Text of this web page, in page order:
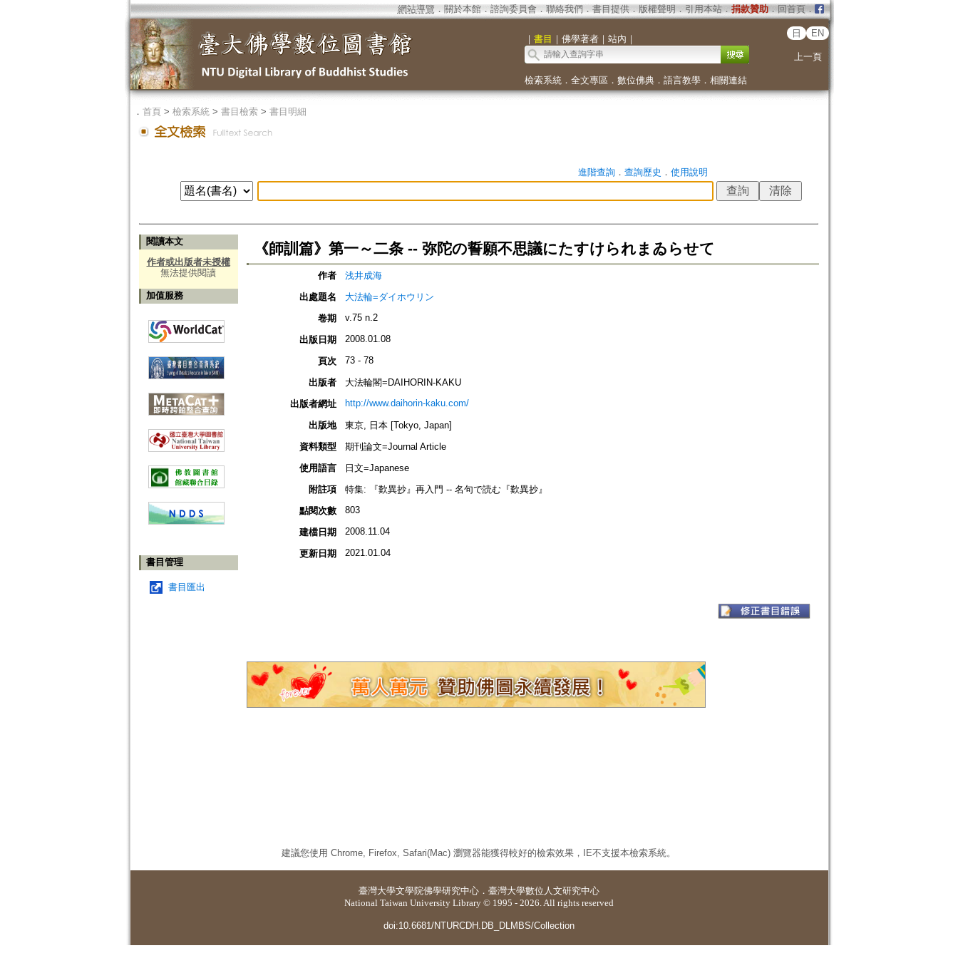
網站導覽 ． 關於本館． 諮詢委員會． 聯絡我們 ． 書目提供． 版權聲明 ． 引用本站． 捐款贊助．回首頁．
｜ 書目 ｜ 佛學著者｜ 站內 ｜
日 EN
上一頁
檢索系統． 全文專區 ． 數位佛典． 語言教學． 相關連結
． 首頁> 檢索系統> 書目檢索> 書目明細
進階查詢． 查詢歷史 ． 使用說明
閱讀本文
作者或出版者未授權
無法提供閱讀
加值服務
書目管理
書目匯出
《師訓篇》第一～二条 -- 弥陀の誓願不思議にたすけられまゐらせて
作者
浅井成海
出處題名
大法輪=ダイホウリン
卷期
v.75 n.2
出版日期 2008.01.08
頁次 73 - 78
出版者
大法輪閣=DAIHORIN-KAKU
出版者網址
http://www.daihorin-kaku.com/
出版地
東京, 日本 [Tokyo, Japan]
資料類型
期刊論文=Journal Article
使用語言
日文=Japanese
附註項
特集: 『歎異抄』再入門 -- 名句で読む『歎異抄』
點閱次數
803
建檔日期 2008.11.04
更新日期 2021.01.04
建議您使用 Chrome, Firefox, Safari(Mac) 瀏覽器能獲得較好的檢索效果，IE不支援本檢索系統。
臺灣大學文學院佛學研究中心 ． 臺灣大學數位人文研究中心
National Taiwan University Library © 1995 - 2026. All rights reserved
doi:10.6681/NTURCDH.DB_DLMBS/Collection